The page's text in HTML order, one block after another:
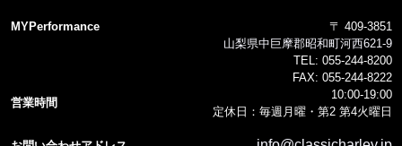
MYPerformance
〒 409-3851
山梨県中巨摩郡昭和町河西621-9
TEL: 055-244-8200
FAX: 055-244-8222
営業時間
10:00-19:00
定休日：毎週月曜・第2 第4火曜日